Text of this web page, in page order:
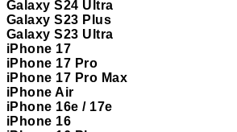
Galaxy S24 Ultra
Galaxy S23 Plus
Galaxy S23 Ultra
iPhone 17
iPhone 17 Pro
iPhone 17 Pro Max
iPhone Air
iPhone 16e / 17e
iPhone 16